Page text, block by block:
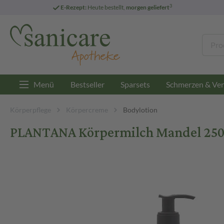
E-Rezept: Heute bestellt, morgen geliefert3
Menü Bestseller Sparsets Schmerzen &
Körperpflege Körpercreme Bodylotion
PLANTANA Körpermilch Mandel